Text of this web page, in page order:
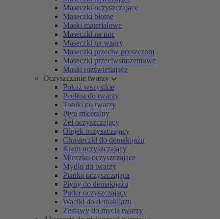
Maseczki oczyszczające
Maseczki błotne
Maski materiałowe
Maseczki na noc
Maseczki na wągry
Maseczki przeciw pryszczom
Maseczki przeciwstarzeniowe
Maski rozświetlające
Oczyszczanie twarzy
Pokaż wszystkie
Peeling do twarzy
Toniki do twarzy
Płyn miceralny
Żel oczyszczający
Olejek oczyszczający
Chusteczki do demakijażu
Krem oczyszczający
Mleczko oczyszczające
Mydło do twarzy
Pianka oczyszczająca
Płyny do demakijażu
Puder oczyszczający
Waciki do demakijażu
Zestawy do mycia twarzy